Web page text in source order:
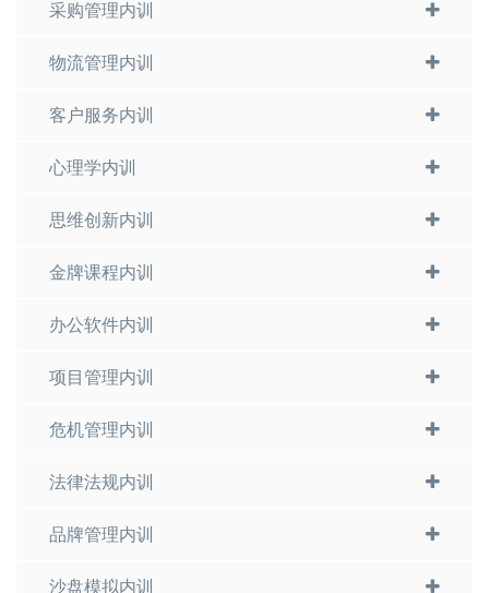
采购管理内训
物流管理内训
客户服务内训
心理学内训
思维创新内训
金牌课程内训
办公软件内训
项目管理内训
危机管理内训
法律法规内训
品牌管理内训
沙盘模拟内训